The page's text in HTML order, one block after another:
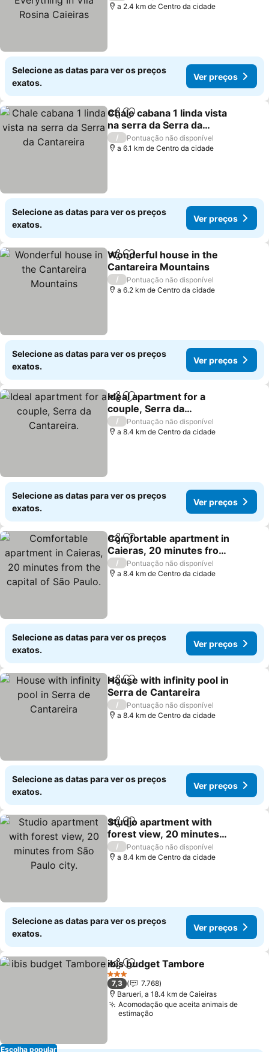
Caieiras
a 2.4 km de Centro da cidade
Selecione as datas para ver os preços
exatos.
Ver preços
PartilharAdicionar aos favoritos
Chale cabana 1 linda vista
na serra da Serra da
Cantareira
/
Pontuação não disponível
a 6.1 km de Centro da cidade
Selecione as datas para ver os preços
exatos.
Ver preços
PartilharAdicionar aos favoritos
Wonderful house in the
Cantareira Mountains
/
Pontuação não disponível
a 6.2 km de Centro da cidade
Selecione as datas para ver os preços
exatos.
Ver preços
PartilharAdicionar aos favoritos
Ideal apartment for a
couple, Serra da
Cantareira.
/
Pontuação não disponível
a 8.4 km de Centro da cidade
Selecione as datas para ver os preços
exatos.
Ver preços
PartilharAdicionar aos favoritos
Comfortable apartment in
Caieras, 20 minutes from
the capital of São Paulo.
/
Pontuação não disponível
a 8.4 km de Centro da cidade
Selecione as datas para ver os preços
exatos.
Ver preços
PartilharAdicionar aos favoritos
House with infinity pool in
Serra de Cantareira
/
Pontuação não disponível
a 8.4 km de Centro da cidade
Selecione as datas para ver os preços
exatos.
Ver preços
PartilharAdicionar aos favoritos
Studio apartment with
forest view, 20 minutes
from São Paulo city.
/
Pontuação não disponível
a 8.4 km de Centro da cidade
Selecione as datas para ver os preços
exatos.
Ver preços
Escolha popular
PartilharAdicionar aos favoritos
ibis budget Tambore
3 Estrelas
7,3
7.768
Barueri, a 18.4 km de Caieiras
Acomodação que aceita animais de
estimação